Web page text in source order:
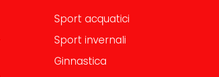
Sport acquatici
Sport invernali
Ginnastica